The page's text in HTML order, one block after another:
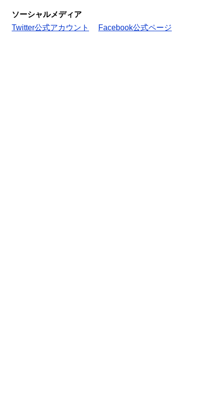
ソーシャルメディア
Twitter公式アカウント
Facebook公式ページ